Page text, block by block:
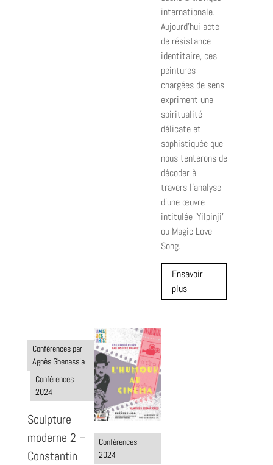
internationale.
Aujourd'hui acte
de résistance
identitaire, ces
peintures
chargées de sens
expriment une
spiritualité
délicate et
sophistiquée que
nous tenterons de
décoder à
travers l'analyse
d'une œuvre
intitulée 'Yilpinji'
ou Magic Love
Song.
Ensavoir
plus
Conférences par
Agnès Ghenassia
Conférences
2024
Sculpture
moderne 2 –
Constantin
Conférences
2024